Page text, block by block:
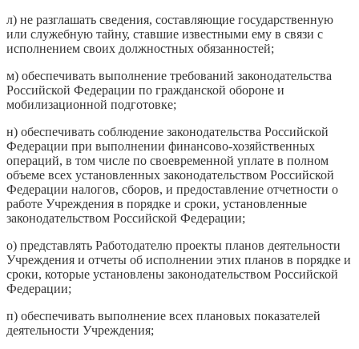
л) не разглашать сведения, составляющие государственную
или служебную тайну, ставшие известными ему в связи с
исполнением своих должностных обязанностей;
м) обеспечивать выполнение требований законодательства
Российской Федерации по гражданской обороне и
мобилизационной подготовке;
н) обеспечивать соблюдение законодательства Российской
Федерации при выполнении финансово-хозяйственных
операций, в том числе по своевременной уплате в полном
объеме всех установленных законодательством Российской
Федерации налогов, сборов, и предоставление отчетности о
работе Учреждения в порядке и сроки, установленные
законодательством Российской Федерации;
о) представлять Работодателю проекты планов деятельности
Учреждения и отчеты об исполнении этих планов в порядке и
сроки, которые установлены законодательством Российской
Федерации;
п) обеспечивать выполнение всех плановых показателей
деятельности Учреждения;